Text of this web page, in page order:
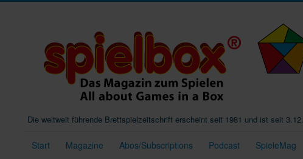
Die weltweit führende Brettspielzeitschrift erscheint seit 1981 und ist seit
Start Magazine Abos/Subscriptions Podcast SpieleMag